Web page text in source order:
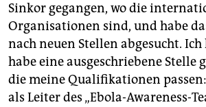
Sinkor gegangen, wo die
Organisationen sind, und habe
nach neuen Stellen abgesucht.
habe eine ausgeschriebene Stelle
die meine Qualifikationen
als Leiter des „Ebola-Awareness-